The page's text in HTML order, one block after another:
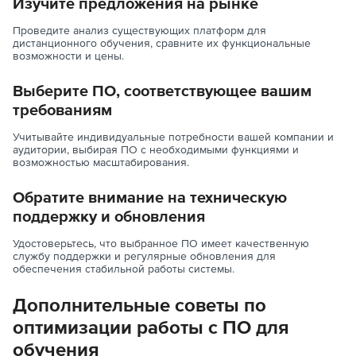
Проведите анализ существующих платформ для
дистанционного обучения, сравните их функциональные
возможности и цены.
Выберите ПО, соответствующее вашим
требованиям
Учитывайте индивидуальные потребности вашей компании и
аудитории, выбирая ПО с необходимыми функциями и
возможностью масштабирования.
Обратите внимание на техническую
поддержку и обновления
Удостоверьтесь, что выбранное ПО имеет качественную
службу поддержки и регулярные обновления для
обеспечения стабильной работы системы.
Дополнительные советы по
оптимизации работы с ПО для
обучения